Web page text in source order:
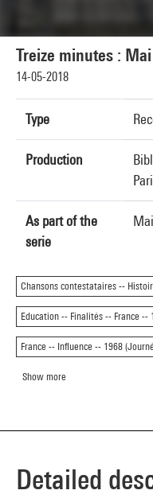
Treize minutes :
14-05-2018
Type
Production
As part of the
serie
Chansons contestataires --
Education -- Finalités -- France --
France -- Influence -- 1968
Show more
Detailed